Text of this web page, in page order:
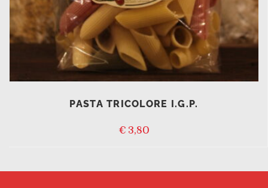
PASTA TRICOLORE I.G.P.
€ 3,80